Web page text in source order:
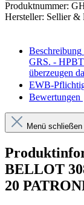
Produktnummer:
Hersteller: Sellier &
Beschreibung
GRS. -
überzeugen
EWB-
Bewertungen
Menü schließen
BELLOT
20